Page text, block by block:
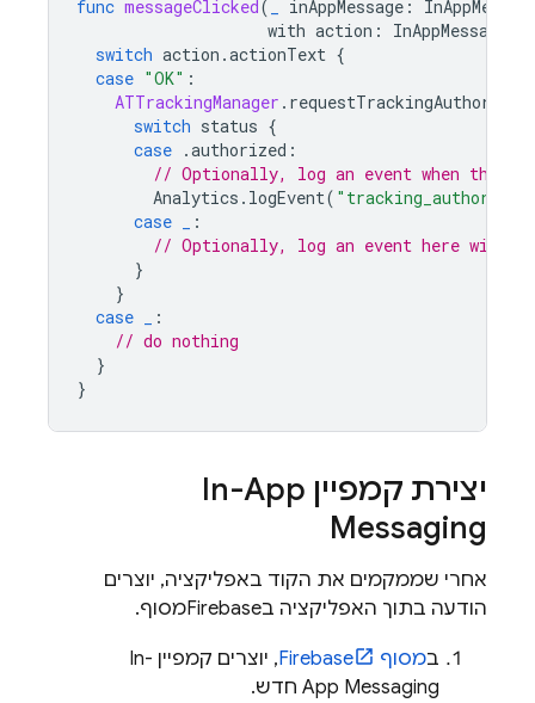
func messageClicked( inAppMessage :
with action :
switch action .actionText {
case "OK" :
ATTrackingManager .
switch status {
case .authorized :
// Optionally, log an event when the
Analytics . logEvent(
case
:
// Optionally, log an event here with
}
}
case
:
// do nothing
}
}
יצירת קמפיין In-App
Messaging
אחרי שממקמים את הקוד באפליקציה, יוצרים
הודעה בתוך האפליקציה בFirebaseמסוף.
במסוף Firebase, יוצרים קמפיין In-
App Messaging חדש.